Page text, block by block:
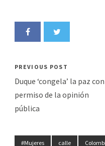
PREVIOUS POST
Duque ‘congela’ la paz
permiso de la opinión
pública
#Mujeres calle